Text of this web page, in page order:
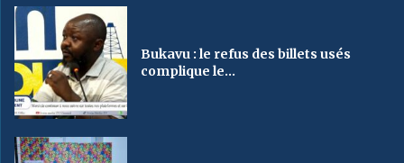
Bukavu : le refus des billets usés
complique le...